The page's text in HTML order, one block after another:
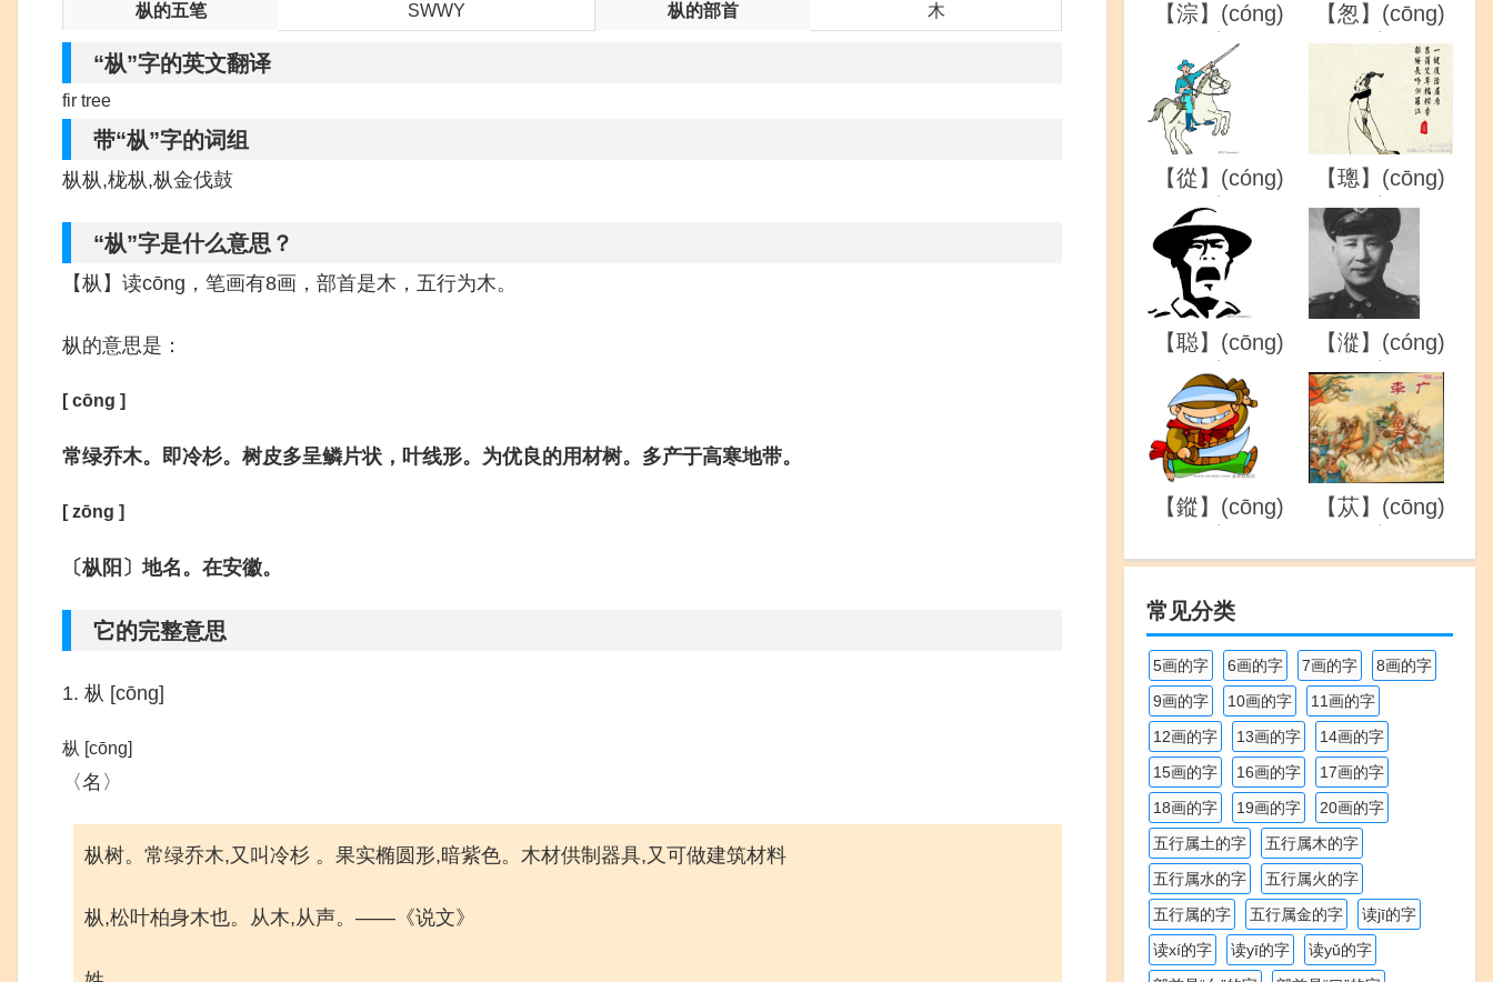
枞的五笔 SWWY 枞的部首 木
“枞”字的英文翻译
fir tree
带“枞”字的词组
枞枞,栊枞,枞金伐鼓
“枞”字是什么意思？
【枞】读cōng，笔画有8画，部首是木，五行为木。
枞的意思是：
[ cōng ]
常绿乔木。即冷杉。树皮多呈鳞片状，叶线形。为优良的用材树。多产于高寒地带。
[ zōng ]
〔枞阳〕地名。在安徽。
它的完整意思
1. 枞 [cōng]
枞 [cōng]
〈名〉
枞树。常绿乔木,又叫冷杉 。果实椭圆形,暗紫色。木材供制器具,又可做建筑材料
枞,松叶柏身木也。从木,从声。——《说文》
【淙】(cóng)
的详解
【怱】(cōng)
的详解
【從】(cóng)
的详解
【璁】(cōng)
的详解
【聪】(cōng)
的详解
【漎】(cóng)
的详解
【鏦】(cōng)
【苁】(cōng)
常见分类
5画的字 6画的字 7画的字
8画的字
9画的字
10画的字
11画的字
12画的字
13画的字
14画的字
15画的字
16画的字
17画的字
18画的字
19画的字
20画的字
五行属土的字
五行属木的字
五行属水的字
五行属火的字
五行属的字
五行属金的字
读jī的字
读xí的字
读yī的字
读yǔ的字